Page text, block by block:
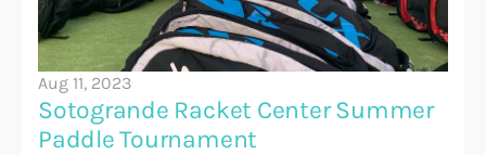
Aug 11, 2023
Sotogrande Racket Center Summer
Paddle Tournament